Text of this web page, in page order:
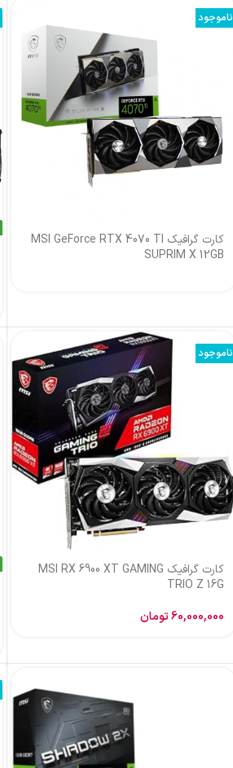
ناموجود
کارت گرافیک MSI GeForce RTX 4070 TI
SUPRIM X 12GB
ناموجود
کارت گرافیک MSI RX 6900 XT GAMING
TRIO Z 16G
60,000,000تومان